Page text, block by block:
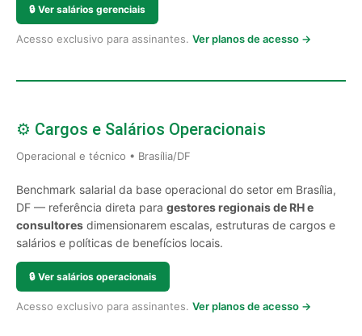
🔒 Ver salários gerenciais
Acesso exclusivo para assinantes. Ver planos de acesso →
⚙️ Cargos e Salários Operacionais
Operacional e técnico • Brasília/DF
Benchmark salarial da base operacional do setor em Brasília,
DF — referência direta para gestores regionais de RH e
consultores dimensionarem escalas, estruturas de cargos e
salários e políticas de benefícios locais.
🔒 Ver salários operacionais
Acesso exclusivo para assinantes. Ver planos de acesso →